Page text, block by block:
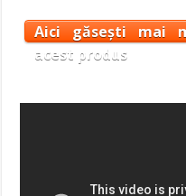
Aici găsești mai
acest produs